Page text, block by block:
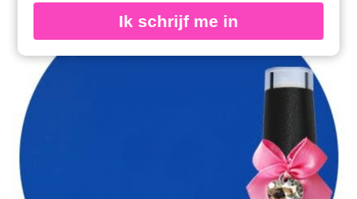
e-
in
Ik schrijf me in